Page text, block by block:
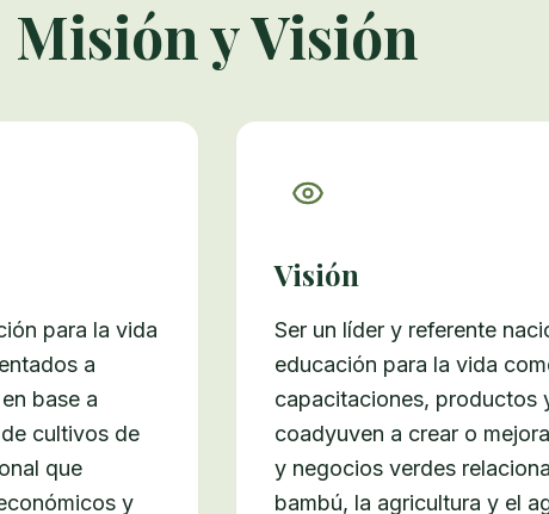
Misión y Visión
para la vida
a
base a
cultivos de
que
y
Visión
Ser un líder y referente
educación para la vida
capacitaciones, productos
coadyuven a crear o
y negocios verdes
bambú, la agricultura y el